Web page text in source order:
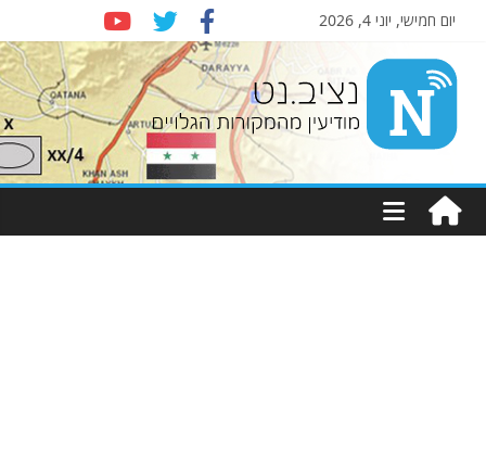
יום חמישי, יוני 4, 2026
Nziv.net
מודיעין
מהמקורות